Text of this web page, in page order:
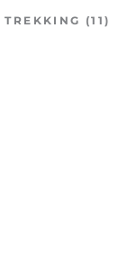
TREKKING (11)